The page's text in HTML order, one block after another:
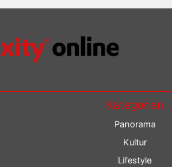
Kategorien
Panorama
Kultur
Lifestyle